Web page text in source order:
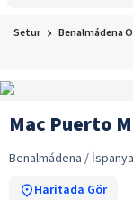
Setur Benalmádena
Mac Puerto
Benalmádena / İspanya
Haritada Gör